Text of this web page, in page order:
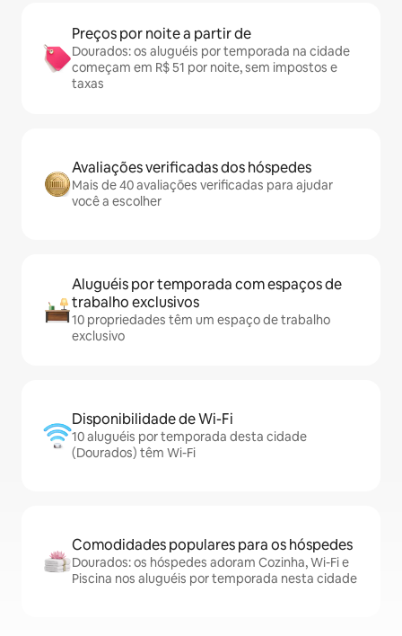
Preços por noite a partir de
Dourados: os aluguéis por temporada na cidade
começam em R$ 51 por noite, sem impostos e
taxas
Avaliações verificadas dos hóspedes
Mais de 40 avaliações verificadas para ajudar
você a escolher
Aluguéis por temporada com espaços de
trabalho exclusivos
10 propriedades têm um espaço de trabalho
exclusivo
Disponibilidade de Wi-Fi
10 aluguéis por temporada desta cidade
(Dourados) têm Wi-Fi
Comodidades populares para os hóspedes
Dourados: os hóspedes adoram Cozinha, Wi-Fi e
Piscina nos aluguéis por temporada nesta cidade